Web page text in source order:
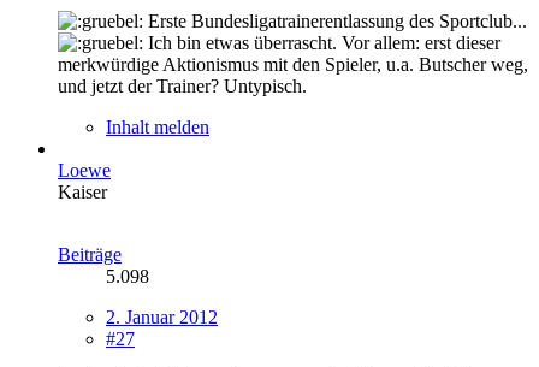
Erste Bundesligatrainerentlassung des Sportclub...
Ich bin etwas überrascht. Vor allem: erst dieser
merkwürdige Aktionismus mit den Spieler, u.a. Butscher weg,
und jetzt der Trainer? Untypisch.
Inhalt melden
Loewe
Kaiser
Beiträge
5.098
2. Januar 2012
#27